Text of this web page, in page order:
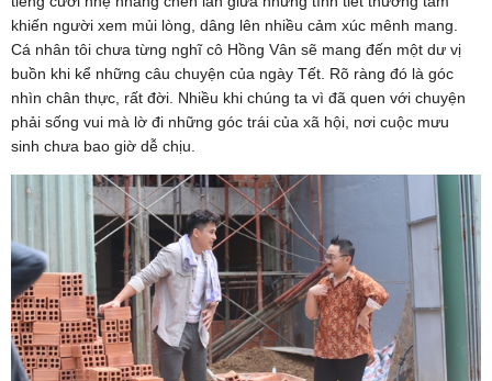
khiến người xem mủi lòng, dâng lên nhiều cảm xúc mênh mang.
Cá nhân tôi chưa từng nghĩ cô Hồng Vân sẽ mang đến một dư vị
buồn khi kể những câu chuyện của ngày Tết. Rõ ràng đó là góc
nhìn chân thực, rất đời. Nhiều khi chúng ta vì đã quen với chuyện
phải sống vui mà lờ đi những góc trái của xã hội, nơi cuộc mưu
sinh chưa bao giờ dễ chịu.